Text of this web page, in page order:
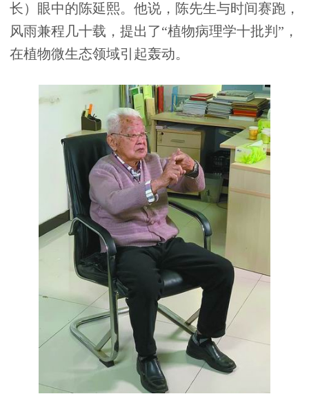
长）眼中的陈延熙。他说，陈先生与时间赛跑，
风雨兼程几十载，提出了“植物病理学十批判”，
在植物微生态领域引起轰动。